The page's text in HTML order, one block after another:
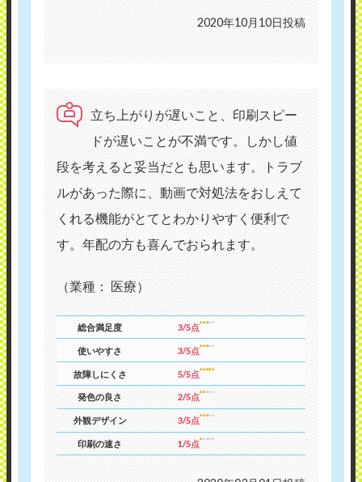
2020年10月10日投稿
立ち上がりが遅いこと、印刷スピー
ドが遅いことが不満です。しかし値
段を考えると妥当だとも思います。トラブ
ルがあった際に、動画で対処法をおしえて
くれる機能がとてとわかりやすく便利で
す。年配の方も喜んでおられます。
（業種： 医療）
総合満足度 3/5点
使いやすさ 3/5点
故障しにくさ 5/5点
発色の良さ 2/5点
外観デザイン 3/5点
印刷の速さ 1/5点